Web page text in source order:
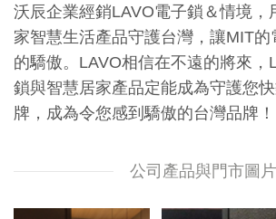
沃辰企業經銷LAVO電子鎖＆情境，
家智慧生活產品守護台灣，讓MIT
的驕傲。LAVO相信在不遠的將來，
鎖與智慧居家產品定能成為守護您
牌，成為令您感到驕傲的台灣品牌！
公司產品與門市圖片